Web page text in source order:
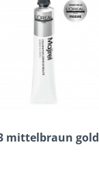
mittelbraun gold